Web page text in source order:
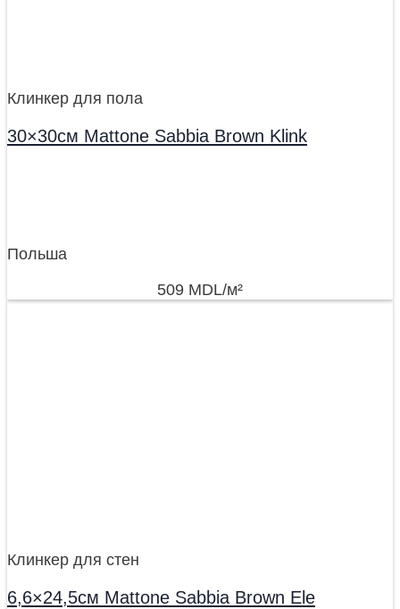
Клинкер для пола
30×30см Mattone Sabbia Brown Klink
Польша
509 MDL/м²
Клинкер для стен
6,6×24,5см Mattone Sabbia Brown Ele